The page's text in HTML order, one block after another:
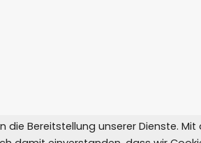
die Bereitstellung unserer Dienste. Mit